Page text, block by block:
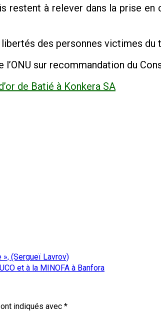
restent à relever dans la prise
des personnes victimes du
sur recommandation du
de Batié à Konkera SA
», (Sergueï Lavrov)
et à la MINOFA à Banfora
indiqués avec *